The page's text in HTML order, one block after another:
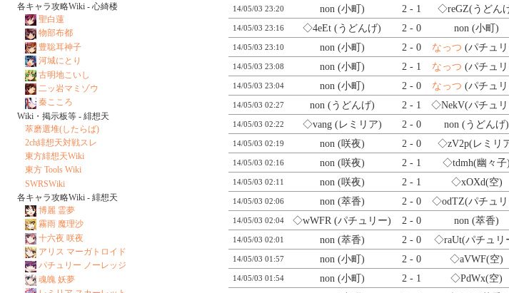
14/05/03 23:20 non (小町) 2 - 1 ◇reGZ(うどん
14/05/03 23:16 ◇4eEt (うどんげ) 2 - 0 non (小町)
14/05/03 23:10 non (小町) 2 - 0 なっつ (パチュ
14/05/03 23:08 non (小町) 2 - 1 なっつ (パチュ
14/05/03 23:04 non (小町) 2 - 0 なっつ (パチュ
14/05/03 02:27 non (うどんげ) 2 - 1 ◇NekV(パチュ
14/05/03 02:22 ◇vang(レミリア) 2 - 0 non (うどんげ)
14/05/03 02:19 non (咲夜) 2 - 0 ◇zV2p(レミリ
14/05/03 02:16 non (咲夜) 2 - 1 ◇tdmh(幽々子)
14/05/03 02:11 non (咲夜) 2 - 1 ◇xOXd(空)
14/05/03 02:06 non (萃香) 2 - 0 ◇odTZ(パチュ
14/05/03 02:04 ◇wWFR(パチュリー) 2 - 0 non (萃香)
14/05/03 02:01 non (萃香) 2 - 0 ◇raUt(パチュリ
14/05/03 01:57 non (小町) 2 - 0 ◇aVWF(空)
14/05/03 01:54 non (小町) 2 - 1 ◇PdWx(空)
各キャラ攻略Wiki - 心綺楼
聖白蓮
物部布都
豊聡耳神子
河城にとり
古明地こいし
二ッ岩マミゾウ
秦こころ
Wiki・掲示板等 - 緋想天
萃磨選堆(したらば)
2ch緋想天対戦スレ
東方緋想天Wiki
東方 Tools Wiki
SWRSWiki
各キャラ攻略Wiki - 緋想天
博麗 霊夢
霧雨 魔理沙
十六夜 咲夜
アリス マーガトロイド
パチュリー ノーレッジ
魂魄 妖夢